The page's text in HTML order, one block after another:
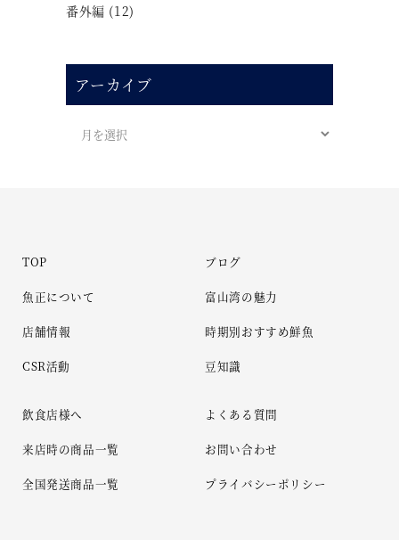
番外編 (12)
アーカイブ
TOP
魚正について
店舗情報
CSR活動
ブログ
富山湾の魅力
時期別おすすめ鮮魚
豆知識
飲食店様へ
来店時の商品一覧
全国発送商品一覧
よくある質問
お問い合わせ
プライバシーポリシー